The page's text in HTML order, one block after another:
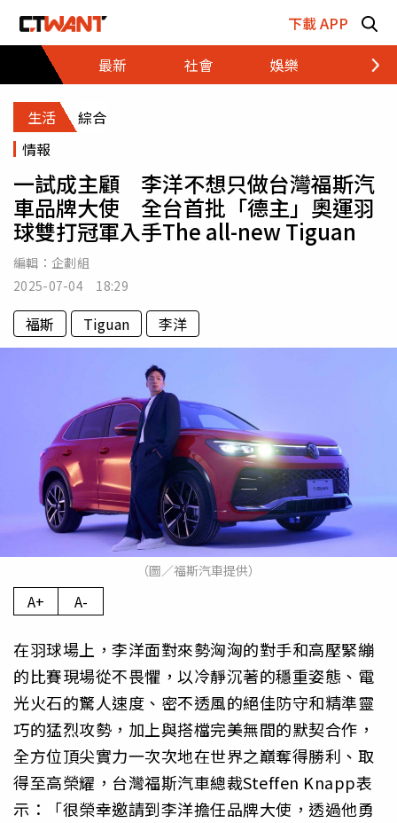
下載 APP
最新
社會 娛樂 財經
生活
綜合
情報
一試成主顧 李洋不想只做台灣福斯汽
車品牌大使 全台首批「德主」奧運羽
球雙打冠軍入手The all-new Tiguan
編輯： 企劃組
2025-07-04 18:29
福斯 Tiguan 李洋
（圖／福斯汽車提供）
A+ A-
在羽球場上，李洋面對來勢洶洶的對手和高壓緊繃
的比賽現場從不畏懼，以冷靜沉著的穩重姿態、電
光火石的驚人速度、密不透風的絕佳防守和精準靈
巧的猛烈攻勢，加上與搭檔完美無間的默契合作，
全方位頂尖實力一次次地在世界之巔奪得勝利、取
得至高榮耀，台灣福斯汽車總裁Steffen Knapp表
示：「很榮幸邀請到李洋擔任品牌大使，透過他勇